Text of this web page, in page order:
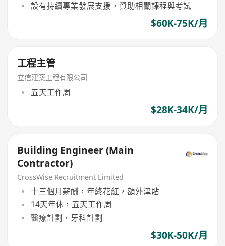
設有持續專業發展支援，資助相關課程與考試
$60K-75K/月
工程主管
立信建築工程有限公司
五天工作周
$28K-34K/月
Building Engineer (Main
Contractor)
CrossWise Recruitment Limited
十三個月薪酬，年終花紅，額外津貼
14天年休，五天工作周
醫療計劃，牙科計劃
$30K-50K/月